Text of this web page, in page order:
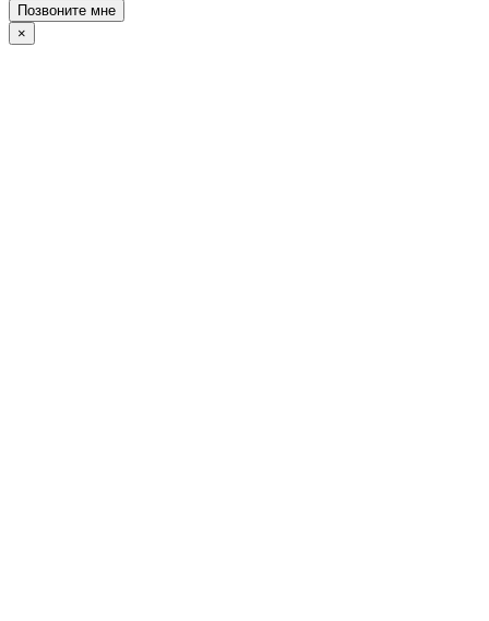
Позвоните мне
×